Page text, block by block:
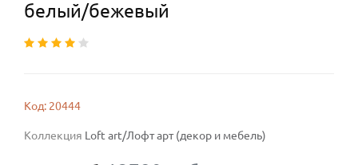
белый/бежевый
Код: 20444
Коллекция Loft art/Лофт арт (декор и мебель)